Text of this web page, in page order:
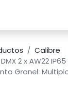
Calibre
2 x AW22
Granel: